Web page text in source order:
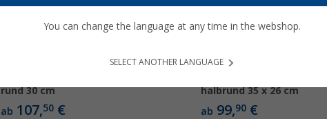
rund 30 cm
ab 107,50 €
halbrund 35 x 26 cm
ab 99,90€
You can change the language at any time in the webshop.
SELECT ANOTHER LANGUAGE